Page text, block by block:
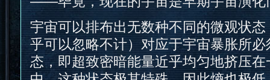
宇宙可以排布出无数种不同的微观状
乎可以忽略不计）对应于宇宙暴胀所
态，即超致密暗能量近乎均匀地挤压